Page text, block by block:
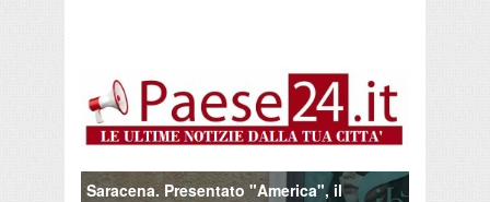
Saracena. Presentato "America", il